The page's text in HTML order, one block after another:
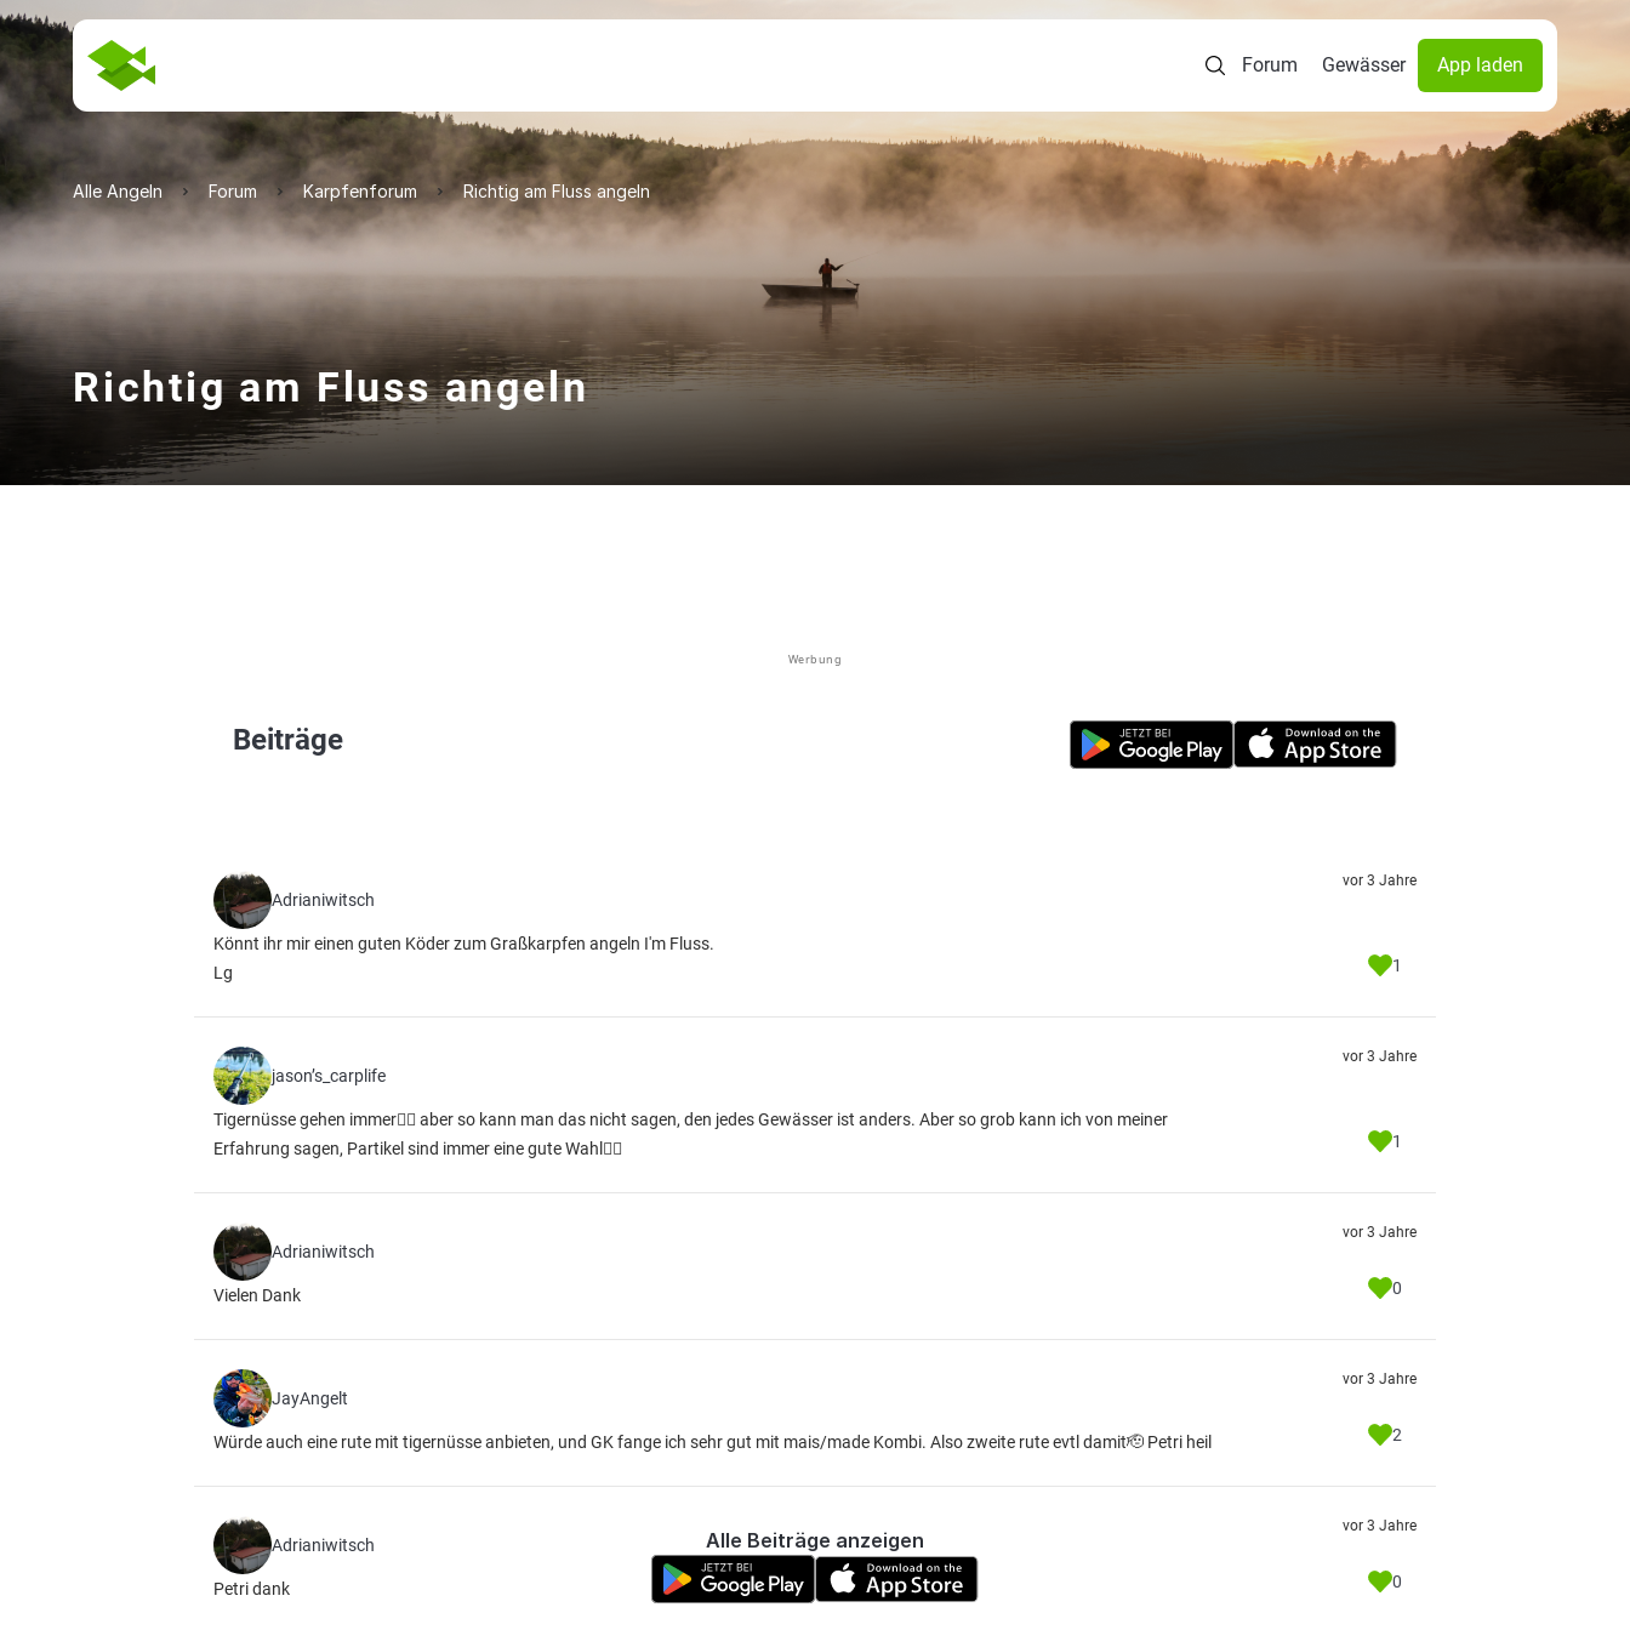
Forum Gewässer App laden
Alle Angeln Forum Karpfenforum Richtig am Fluss angeln
Richtig am Fluss angeln
Werbung
Beiträge
Adrianiwitsch
Könnt ihr mir einen guten Köder zum Graßkarpfen angeln I'm Fluss.
Lg
vor 3 Jahre
1
jason’s_carplife
Tigernüsse gehen immer👍🏼 aber so kann man das nicht sagen, den jedes Gewässer ist anders. Aber so grob kann ich von meiner
Erfahrung sagen, Partikel sind immer eine gute Wahl👍🏼
vor 3 Jahre
1
Adrianiwitsch
Vielen Dank
vor 3 Jahre
0
JayAngelt
Würde auch eine rute mit tigernüsse anbieten, und GK fange ich sehr gut mit mais/made Kombi. Also zweite rute evtl damit🫡 Petri heil
vor 3 Jahre
2
Adrianiwitsch
Petri dank
vor 3 Jahre
0
Alle Beiträge anzeigen